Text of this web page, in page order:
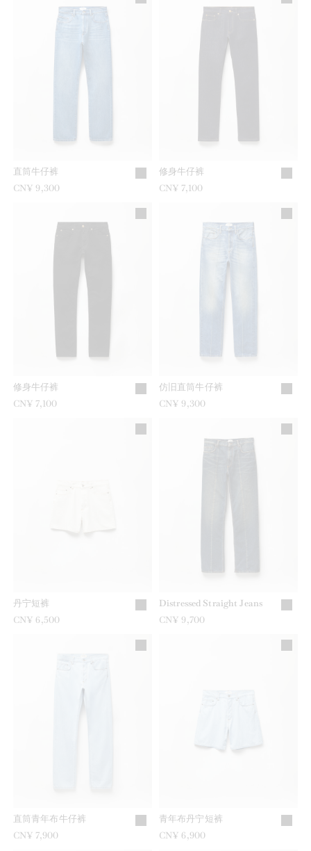
直筒牛仔裤
CN¥ 9,300
修身牛仔裤
CN¥ 7,100
修身牛仔裤
CN¥ 7,100
仿旧直筒牛仔裤
CN¥ 9,300
丹宁短裤
CN¥ 6,500
Distressed Straight Jeans
CN¥ 9,700
直筒青年布牛仔裤
CN¥ 7,900
青年布丹宁短裤
CN¥ 6,900